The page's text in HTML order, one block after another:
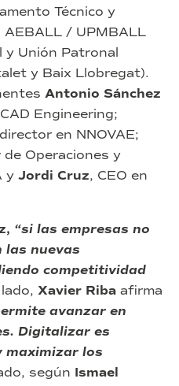
Técnico y
AEBALL / UPMBALL
y Unión Patronal
y Baix Llobregat).
Antonio Sánchez
Engineering;
en NNOVAE;
Operaciones y
y Jordi Cruz, CEO en
“si las empresas no
las nuevas
competitividad
Xavier Riba afirma
avanzar en
Digitalizar es
maximizar los
según Ismael